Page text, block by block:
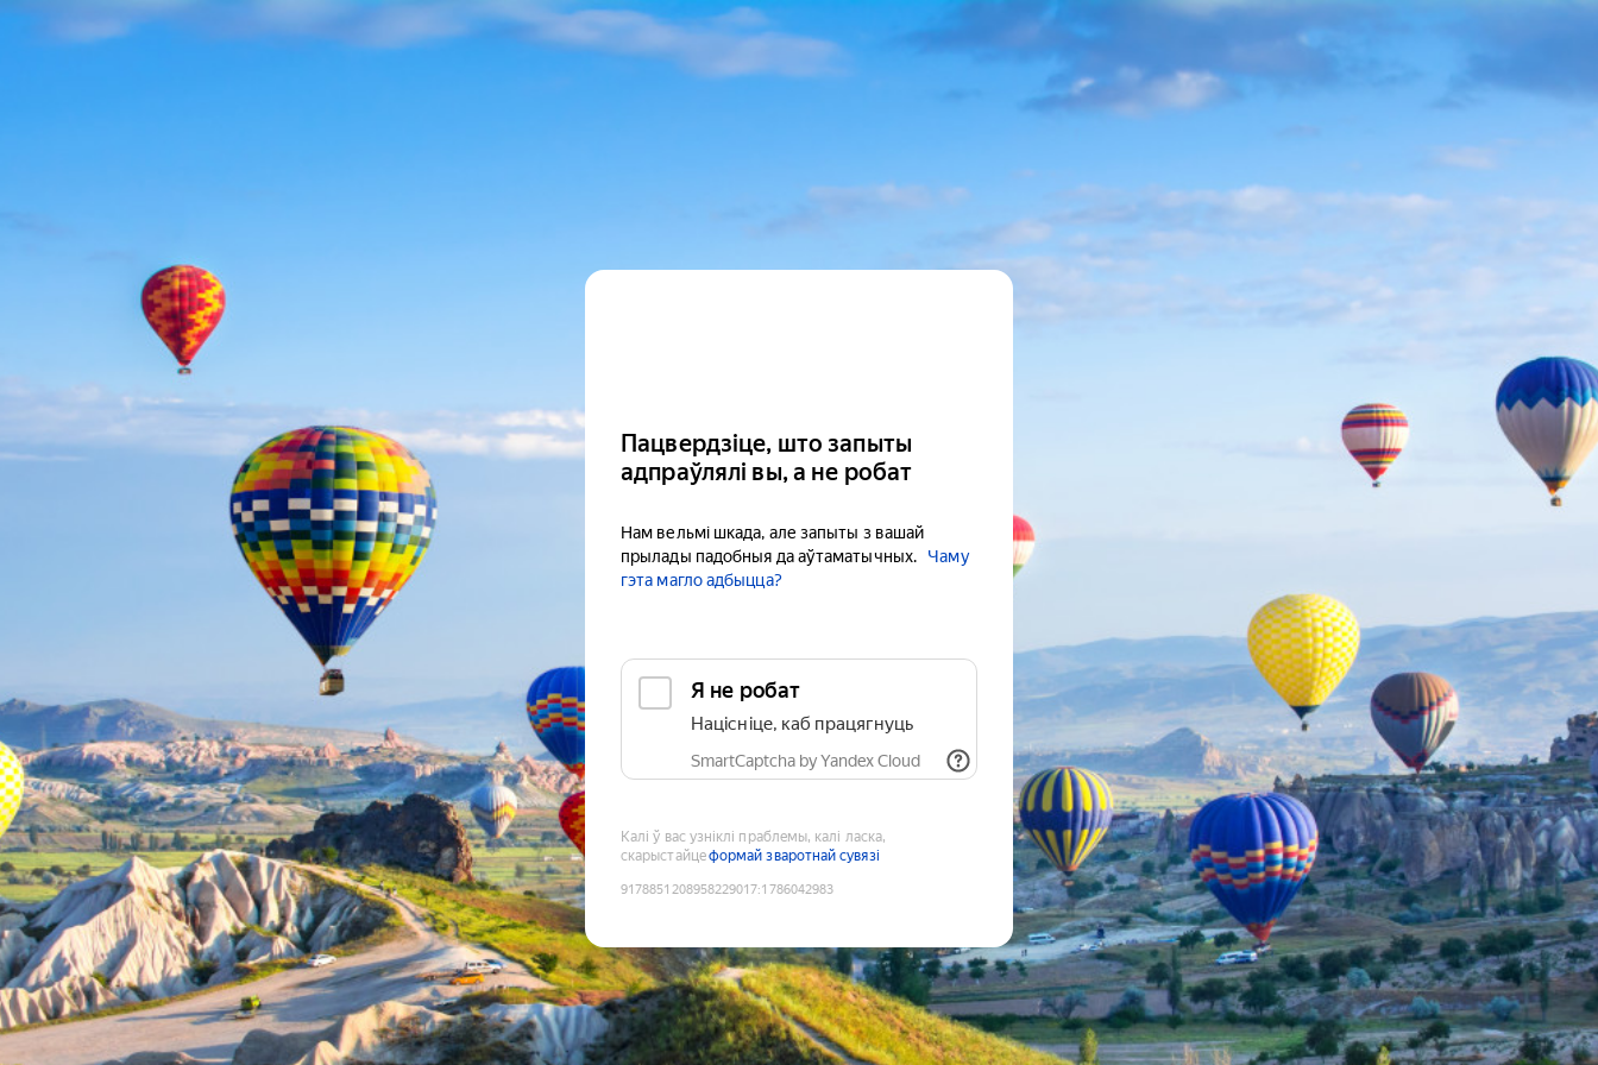
Пацвердзіце, што запыты
адпраўлялі вы, а не робат
Нам вельмі шкада, але запыты з вашай
прылады падобныя да аўтаматычных.
Чаму
гэта магло адбыцца?
Я не робат
Націсніце, каб працягнуць
SmartCaptcha by Yandex Cloud
Калі ў вас узніклі праблемы, калі ласка,
скарыстайцеформай зваротнай сувязі
9178851208958229017:1786042983